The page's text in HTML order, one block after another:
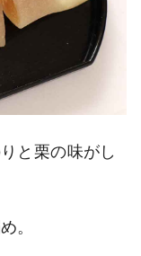
と栗の味がし
。